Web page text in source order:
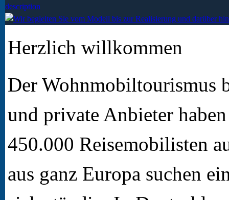
description
Herzlich willkommen
Der Wohnmobiltourismus
und private Anbieter
450.000 Reisemobilisten
aus ganz Europa suchen